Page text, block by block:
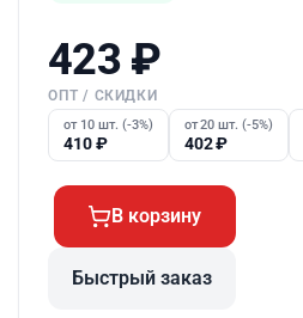
423 ₽
ОПТ / СКИДКИ
от 10 шт. (-3%)
410₽
от 20 шт. (-5%)
402₽
В корзину
Быстрый заказ